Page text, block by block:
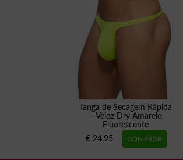
Tanga de Secagem Rápida
– Veloz Dry Amarelo
Fluorescente
€ 24.95